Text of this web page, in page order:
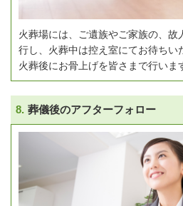
火葬場には、ご遺族やご家族の、故
行し、火葬中は控え室にてお待ちい
火葬後にお骨上げを皆さまで行いま
8. 葬儀後のアフターフォロー